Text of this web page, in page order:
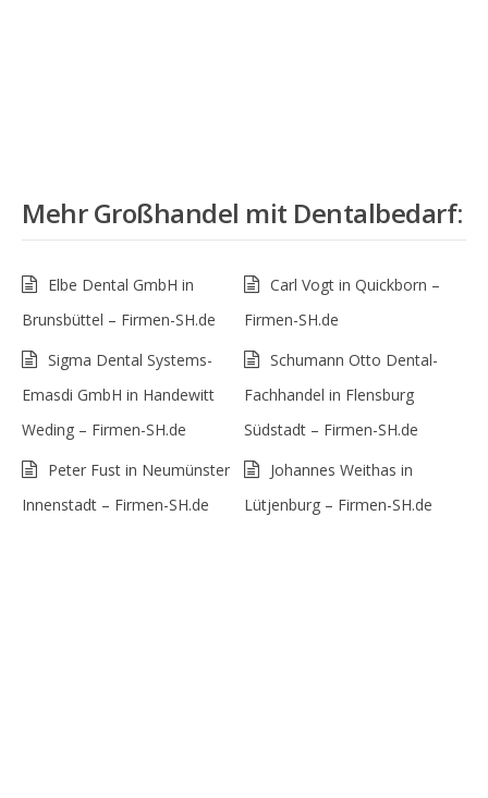
MehrGroßhandel mit Dentalbedarf:
Elbe Dental GmbH in
Brunsbüttel – Firmen-SH.de
Carl Vogt in Quickborn –
Firmen-SH.de
Sigma Dental Systems-
Emasdi GmbH in Handewitt
Weding – Firmen-SH.de
Schumann Otto Dental-
Fachhandel in Flensburg
Südstadt – Firmen-SH.de
Peter Fust in Neumünster
Innenstadt – Firmen-SH.de
Johannes Weithas in
Lütjenburg – Firmen-SH.de